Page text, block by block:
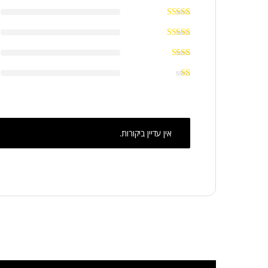
אין עדיין ביקורות.